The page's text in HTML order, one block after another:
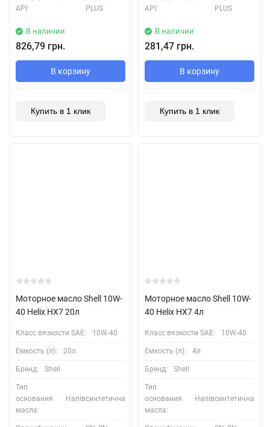
API:
PLUS
В наличии
826,79 грн.
В корзину
Купить в 1 клик
API:
PLUS
В наличии
281,47 грн.
В корзину
Купить в 1 клик
Моторное масло Shell 10W-
40 Helix HX7 20л
Класс вязкости SAE: 10W-40
Емкость (л): 20л
Бренд: Shell
Тип
основания
масла:
Напівсинтетична
Моторное масло Shell 10W-
40 Helix HX7 4л
Класс вязкости SAE: 10W-40
Емкость (л): 4л
Бренд: Shell
Тип
основания
масла:
Напівсинтетична